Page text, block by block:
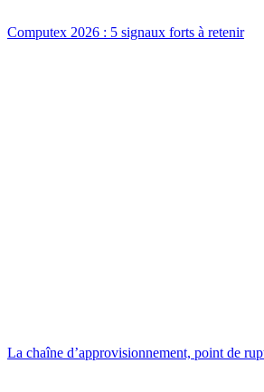
Computex 2026 : 5 signaux forts à retenir
La chaîne d’approvisionnement, point de